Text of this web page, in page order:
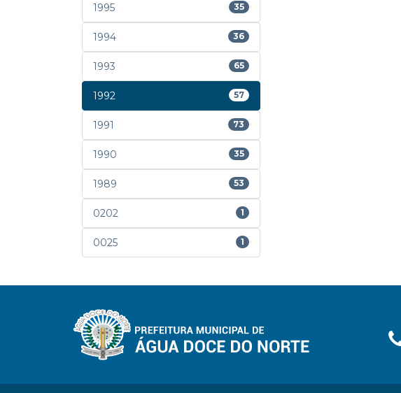
1995 35
1994 36
1993 65
1992 57
1991 73
1990 35
1989 53
0202 1
0025 1